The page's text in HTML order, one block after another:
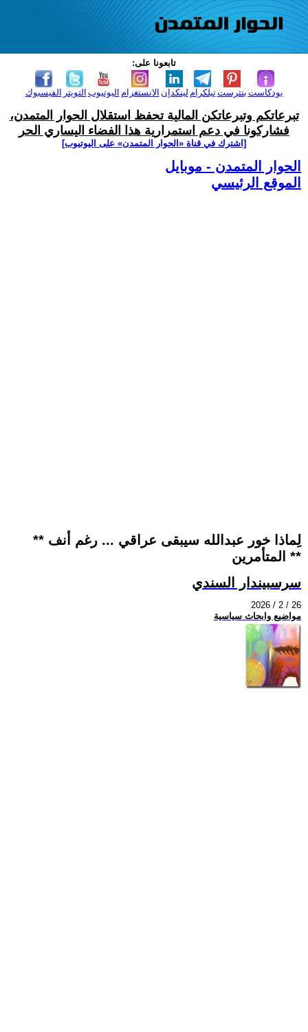
تابعونا على:
الفيسبوك التويتر اليوتيوب الانستغرام لينكدإن تيلكرامبنترست بودكاست
تبرعاتكم وتبرعاتكن المالية تحفظ استقلال الحوار المتمدن،
فشاركونا في دعم استمرارية هذا الفضاء اليساري الحر
[اشترك في قناة ‫«الحوار المتمدن» على اليوتيوب]
الحوار المتمدن - موبايل
الموقع الرئيسي
** لِماذا خور عبدالله سيبقى عراقي ... رغم أنف
المتأمرين **
سرسبيندار السندي
2026 / 2 / 26
مواضيع وابحاث سياسية